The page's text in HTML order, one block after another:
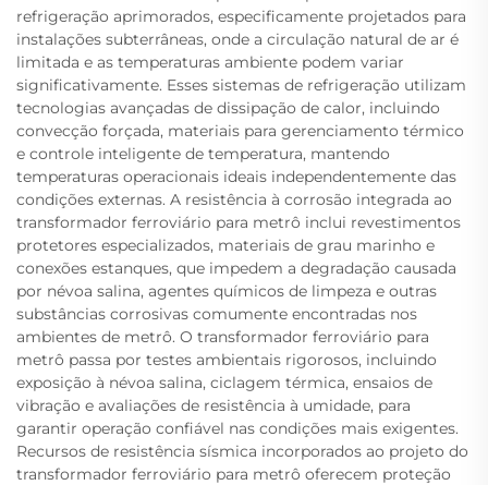
refrigeração aprimorados, especificamente projetados para
instalações subterrâneas, onde a circulação natural de ar é
limitada e as temperaturas ambiente podem variar
significativamente. Esses sistemas de refrigeração utilizam
tecnologias avançadas de dissipação de calor, incluindo
convecção forçada, materiais para gerenciamento térmico
e controle inteligente de temperatura, mantendo
temperaturas operacionais ideais independentemente das
condições externas. A resistência à corrosão integrada ao
transformador ferroviário para metrô inclui revestimentos
protetores especializados, materiais de grau marinho e
conexões estanques, que impedem a degradação causada
por névoa salina, agentes químicos de limpeza e outras
substâncias corrosivas comumente encontradas nos
ambientes de metrô. O transformador ferroviário para
metrô passa por testes ambientais rigorosos, incluindo
exposição à névoa salina, ciclagem térmica, ensaios de
vibração e avaliações de resistência à umidade, para
garantir operação confiável nas condições mais exigentes.
Recursos de resistência sísmica incorporados ao projeto do
transformador ferroviário para metrô oferecem proteção